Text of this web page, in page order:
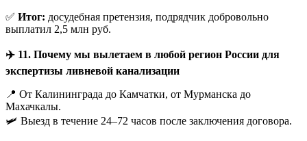
✅ Итог: досудебная претензия, подрядчик добровольно
выплатил 2,5 млн руб.
✈️ 11. Почему мы вылетаем в любой регион России для
экспертизы ливневой канализации
📍 От Калининграда до Камчатки, от Мурманска до
Махачкалы.
🛩️ Выезд в течение 24–72 часов после заключения договора.